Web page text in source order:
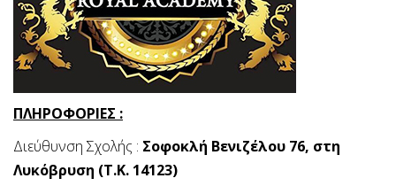
ΠΛΗΡΟΦΟΡΙΕΣ :
Διεύθυνση Σχολής : Σοφοκλή Βενιζέλου 76, στη
Λυκόβρυση (Τ.Κ. 14123)